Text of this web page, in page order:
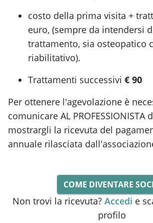
costo della prima visita +
euro, (sempre da intendersi
trattamento, sia osteopatico
riabilitativo).
Trattamenti successivi € 90
Per ottenere l'agevolazione è
comunicare AL PROFESSIONISTA
mostrargli la ricevuta del
annuale rilasciata
COME DIVENTARE
Non trovi la ricevuta? Accedi e
profilo